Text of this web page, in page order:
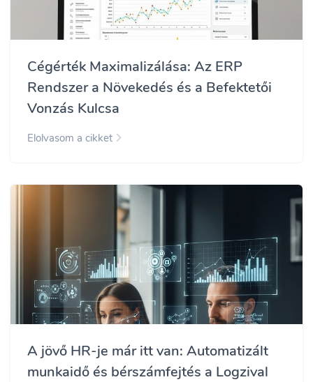
Cégérték Maximalizálása: Az ERP
Rendszer a Növekedés és a Befektetői
Vonzás Kulcsa
Elolvasom a cikket
A jövő HR-je már itt van: Automatizált
munkaidő és bérszámfejtés a Logzival